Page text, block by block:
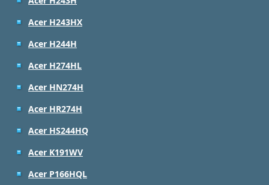
Acer H243HX
Acer H244H
Acer H274HL
Acer HN274H
Acer HR274H
Acer HS244HQ
Acer K191WV
Acer P166HQL